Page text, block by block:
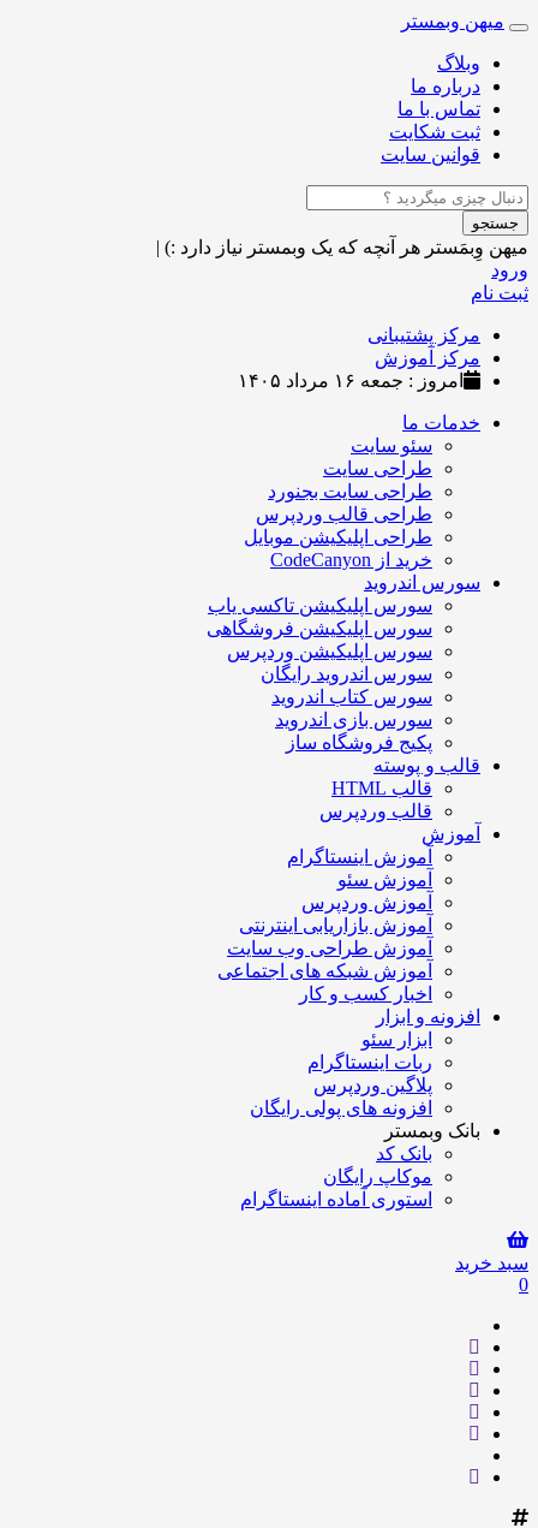
Toggle
navigation
میهن وبمستر
وبلاگ
درباره ما
تماس با ما
ثبت شکایت
قوانین سایت
جستجو
میهن وِبمَستر هر آنچه که یک وبمستر نیاز دارد :) |
ورود
ثبت نام
مرکز پشتیبانی
مرکز آموزش
امروز : جمعه ۱۶ مرداد ۱۴۰۵
خدمات ما
سئو سایت
طراحی سایت
طراحی سایت بجنورد
طراحی قالب وردپرس
طراحی اپلیکیشن موبایل
خرید از CodeCanyon
سورس اندروید
سورس اپلیکیشن تاکسی یاب
سورس اپلیکیشن فروشگاهی
سورس اپلیکیشن وردپرس
سورس اندروید رایگان
سورس کتاب اندروید
سورس بازی اندروید
پکیج فروشگاه ساز
قالب و پوسته
قالب HTML
قالب وردپرس
آموزش
آموزش اینستاگرام
آموزش سئو
آموزش وردپرس
آموزش بازاریابی اینترنتی
آموزش طراحی وب سایت
آموزش شبکه های اجتماعی
اخبار کسب و کار
افزونه و ابزار
ابزار سئو
ربات اینستاگرام
پلاگین وردپرس
افزونه های پولی رایگان
بانک وبمستر
بانک کد
موکاپ رایگان
استوری آماده اینستاگرام
سبد خرید
0